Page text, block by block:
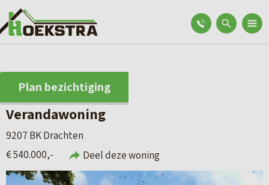
Plan bezichtiging
Verandawoning
9207 BK Drachten
€ 540.000,-
Deel deze woning